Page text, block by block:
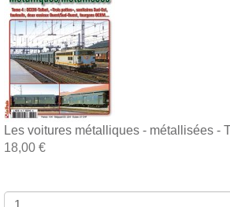
Les voitures métalliques - métallisées -
18,00 €